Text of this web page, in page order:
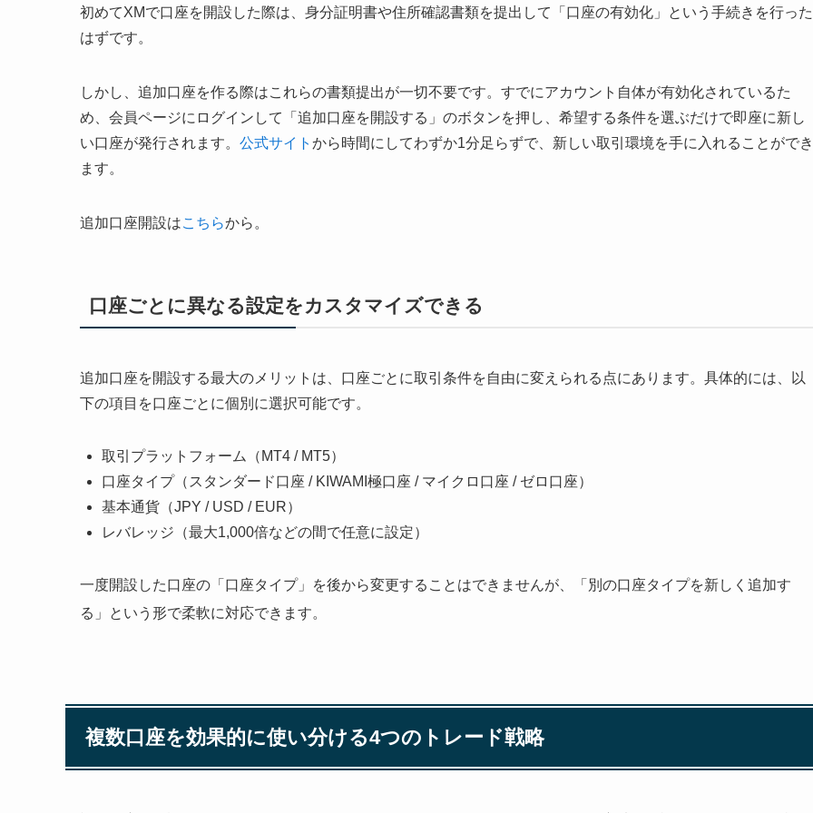
初めてXMで口座を開設した際は、身分証明書や住所確認書類を提出して「口座の有効化」という手続きを行った
はずです。
しかし、追加口座を作る際はこれらの書類提出が一切不要です。すでにアカウント自体が有効化されているた
め、会員ページにログインして「追加口座を開設する」のボタンを押し、希望する条件を選ぶだけで即座に新し
い口座が発行されます。 公式サイト から時間にしてわずか1分足らずで、新しい取引環境を手に入れることができ
ます。
追加口座開設はこちらから。
口座ごとに異なる設定をカスタマイズできる
追加口座を開設する最大のメリットは、口座ごとに取引条件を自由に変えられる点にあります。具体的には、以
下の項目を口座ごとに個別に選択可能です。
取引プラットフォーム（MT4 / MT5）
口座タイプ（スタンダード口座 / KIWAMI極口座 / マイクロ口座 / ゼロ口座）
基本通貨（JPY / USD / EUR）
レバレッジ（最大1,000倍などの間で任意に設定）
一度開設した口座の「口座タイプ」を後から変更することはできませんが、「別の口座タイプを新しく追加す
る」という形で柔軟に対応できます。
複数口座を効果的に使い分ける4つのトレード戦略